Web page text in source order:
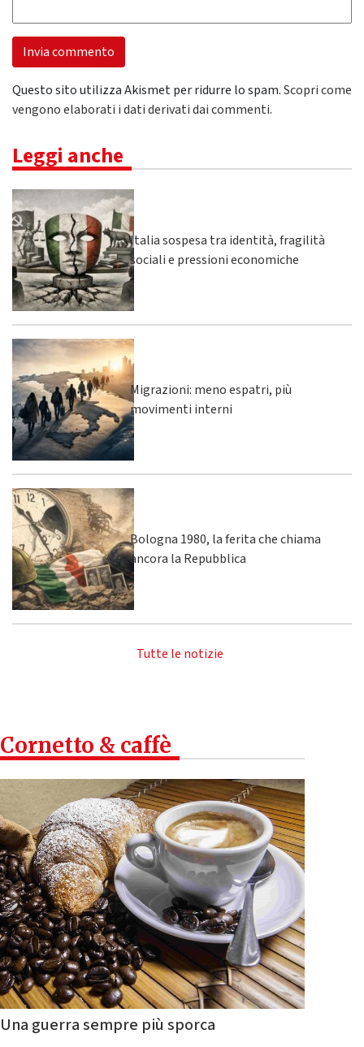
Questo sito utilizza Akismet per ridurre lo spam.Scopri come
vengono elaborati i dati derivati dai commenti.
Leggi anche
Italia sospesa tra identità, fragilità
sociali e pressioni economiche
Migrazioni: meno espatri, più
movimenti interni
Bologna 1980, la ferita che chiama
ancora la Repubblica
Tutte le notizie
Cornetto & caffè
Una guerra sempre più sporca